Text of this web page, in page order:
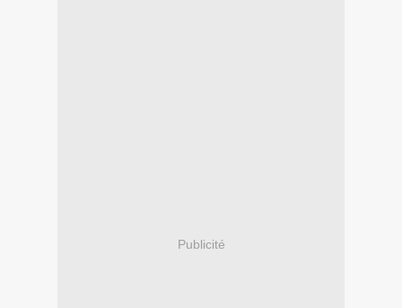
Publicité